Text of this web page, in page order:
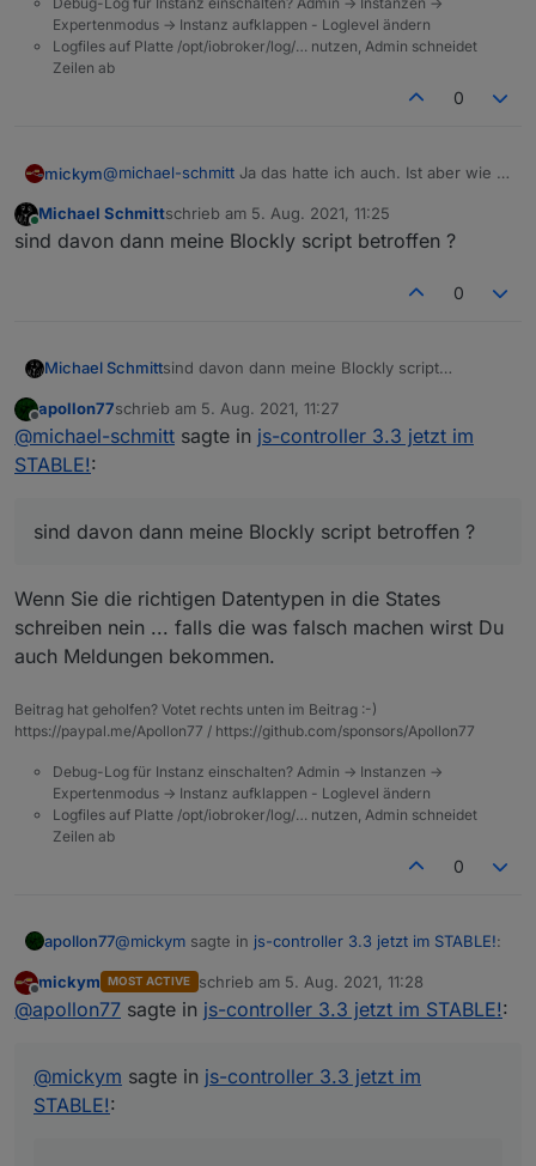
Expertenmodus -> Instanz aufklappen - Loglevel ändern
Logfiles auf Platte /opt/iobroker/log/… nutzen, Admin schneidet
Zeilen ab
0
mickym@michael-schmitt Ja das hatte ich auch. Ist aber wie in
Ich habe die Datenpunkte alle gelöscht (des
Callmonitors) und dann den Adapter neu gestartet und
monierten Punkt gelöscht hätte.
Online
Michael Schmittschrieb am 5. Aug. 2021, 11:25
zuletzt editiert von
sind davon dann meine Blockly script betroffen ?
0
Michael Schmittsind davon dann meine Blockly script
Offline
apollon77schrieb am 5. Aug. 2021, 11:27
zuletzt editiert von
@michael-schmitt sagte in js-controller 3.3 jetzt im
STABLE!:
sind davon dann meine Blockly script betroffen ?
Wenn Sie die richtigen Datentypen in die States
schreiben nein ... falls die was falsch machen wirst Du
auch Meldungen bekommen.
Beitrag hat geholfen? Votet rechts unten im Beitrag :-)
https://paypal.me/Apollon77 / https://github.com/sponsors/Apollon77
Debug-Log für Instanz einschalten? Admin -> Instanzen ->
Expertenmodus -> Instanz aufklappen - Loglevel ändern
Logfiles auf Platte /opt/iobroker/log/… nutzen, Admin schneidet
Zeilen ab
0
apollon77@mickym sagte in js-controller 3.3 jetzt im STABLE!:
Es geht Dir halt die Historie verloren.
Nur die Settings für History ... man kann es danach
wieder aktivieren. Ja das ist leider blöd, aber aktuell
Offline
mickym MOST ACTIVE schrieb am 5. Aug. 2021, 11:28
zuletzt editiert von
@apollon77 sagte in js-controller 3.3 jetzt im STABLE!:
@mickym sagte in js-controller 3.3 jetzt im
STABLE!: